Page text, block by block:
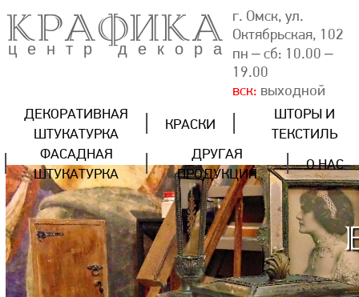
КРАФИКА
центр декора
г. Омск, ул.
Октябрьская, 102
пн – сб: 10.00 –
19.00
вск: выходной
ДЕКОРАТИВНАЯ
ШТУКАТУРКА
КРАСКИ
ШТОРЫ И
ТЕКСТИЛЬ
ФАСАДНАЯ
ШТУКАТУРКА
ДРУГАЯ
ПРОДУКЦИЯ
О НАС